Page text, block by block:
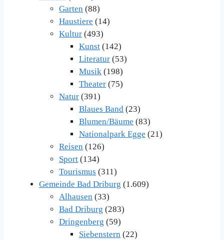
Garten (88)
Haustiere (14)
Kultur (493)
Kunst (142)
Literatur (53)
Musik (198)
Theater (75)
Natur (391)
Blaues Band (23)
Blumen/Bäume (83)
Nationalpark Egge (21)
Reisen (126)
Sport (134)
Tourismus (311)
Gemeinde Bad Driburg (1.609)
Alhausen (33)
Bad Driburg (283)
Dringenberg (59)
Siebenstern (22)